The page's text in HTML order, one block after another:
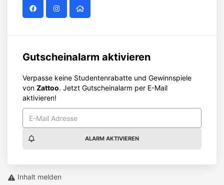
Gutscheinalarm aktivieren
Verpasse keine Studentenrabatte und Gewinnspiele
von Zattoo. Jetzt Gutscheinalarm per E-Mail
aktivieren!
ALARM AKTIVIEREN
Inhalt melden